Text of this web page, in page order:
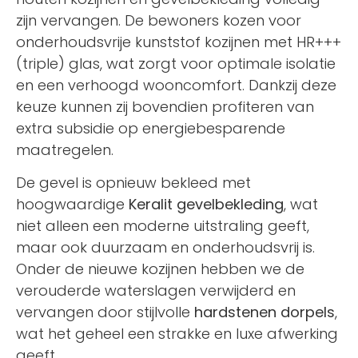
zijn vervangen. De bewoners kozen voor
onderhoudsvrije kunststof kozijnen met HR+++
(triple) glas, wat zorgt voor optimale isolatie
en een verhoogd wooncomfort. Dankzij deze
keuze kunnen zij bovendien profiteren van
extra subsidie op energiebesparende
maatregelen.
De gevel is opnieuw bekleed met
hoogwaardige Keralit gevelbekleding, wat
niet alleen een moderne uitstraling geeft,
maar ook duurzaam en onderhoudsvrij is.
Onder de nieuwe kozijnen hebben we de
verouderde waterslagen verwijderd en
vervangen door stijlvolle hardstenen dorpels,
wat het geheel een strakke en luxe afwerking